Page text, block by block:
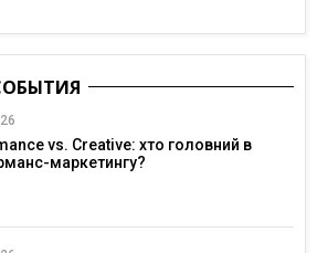
vs. Creative: хто головний в
маркетингу?